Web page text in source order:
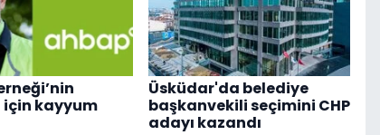
kayyum
Üsküdar'da belediye
başkanvekili seçimini CHP
adayı kazandı